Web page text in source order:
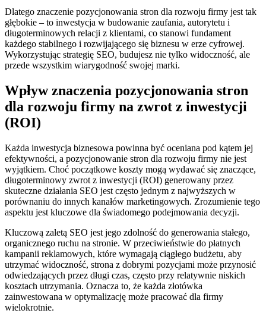
Dlatego znaczenie pozycjonowania stron dla rozwoju firmy jest tak
głębokie – to inwestycja w budowanie zaufania, autorytetu i
długoterminowych relacji z klientami, co stanowi fundament
każdego stabilnego i rozwijającego się biznesu w erze cyfrowej.
Wykorzystując strategię SEO, budujesz nie tylko widoczność, ale
przede wszystkim wiarygodność swojej marki.
Wpływ znaczenia pozycjonowania stron
dla rozwoju firmy na zwrot z inwestycji
(ROI)
Każda inwestycja biznesowa powinna być oceniana pod kątem jej
efektywności, a pozycjonowanie stron dla rozwoju firmy nie jest
wyjątkiem. Choć początkowe koszty mogą wydawać się znaczące,
długoterminowy zwrot z inwestycji (ROI) generowany przez
skuteczne działania SEO jest często jednym z najwyższych w
porównaniu do innych kanałów marketingowych. Zrozumienie tego
aspektu jest kluczowe dla świadomego podejmowania decyzji.
Kluczową zaletą SEO jest jego zdolność do generowania stałego,
organicznego ruchu na stronie. W przeciwieństwie do płatnych
kampanii reklamowych, które wymagają ciągłego budżetu, aby
utrzymać widoczność, strona z dobrymi pozycjami może przynosić
odwiedzających przez długi czas, często przy relatywnie niskich
kosztach utrzymania. Oznacza to, że każda złotówka
zainwestowana w optymalizację może pracować dla firmy
wielokrotnie.